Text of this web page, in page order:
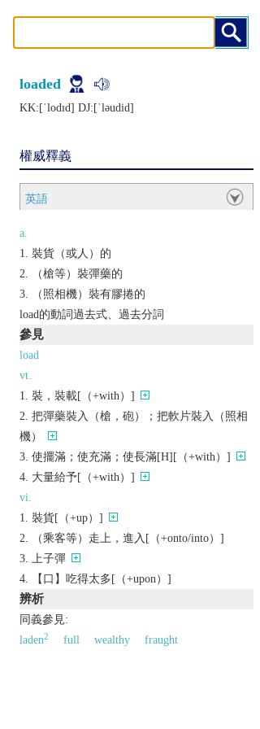
loaded
KK:[ˈlodɪd] DJ:[ˈlǝudid]
權威釋義
英語
a.
裝貨（或人）的
（槍等）裝彈藥的
（照相機）裝有膠捲的
load的動詞過去式、過去分詞
參見
load
vt.
裝，裝載[（+with）]
把彈藥裝入（槍，砲）；把軟片裝入（照相
機）
使擺滿；使充滿；使長滿[H][（+with）]
大量給予[（+with）]
vi.
裝貨[（+up）]
（乘客等）走上，進入[（+onto/into）]
上子彈
【口】吃得太多[（+upon）]
辨析
同義參見:
laden2 full wealthy
fraught